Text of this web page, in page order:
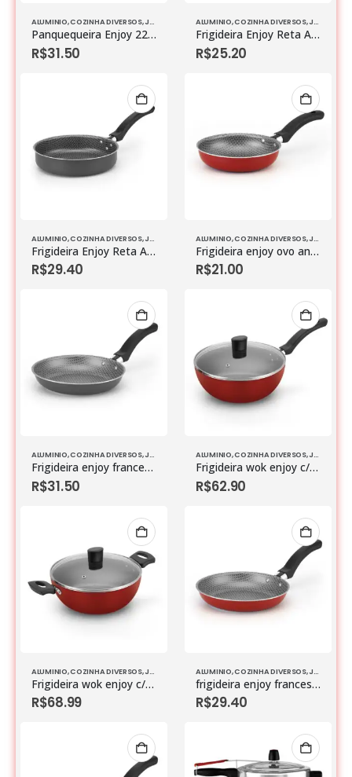
ALUMINIO,COZINHA DIVERSOS,JOGO DE PANELAS
Panquequeira Enjoy 22 antiaderente Cinza
R$31.50
ALUMINIO,COZINHA DIVERSOS,JOGO DE PANELAS
Frigideira Enjoy Reta Antiaderente Vermelho Nº 20
R$25.20
ALUMINIO,COZINHA DIVERSOS,JOGO DE PANELAS
Frigideira Enjoy Reta Antiaderente Cinza Nº 20
R$29.40
ALUMINIO,COZINHA DIVERSOS,JOGO DE PANELAS
Frigideira enjoy ovo antiaderente vermelho
R$21.00
ALUMINIO,COZINHA DIVERSOS,JOGO DE PANELAS
Frigideira enjoy francesa antiaderente cinza
R$31.50
ALUMINIO,COZINHA DIVERSOS,JOGO DE PANELAS
Frigideira wok enjoy c/ tampa vidro e ant aderente vermelho n24
R$62.90
ALUMINIO,COZINHA DIVERSOS,JOGO DE PANELAS
Frigideira wok enjoy c/ tampa vidro e alca antiaderente vermelho n24
R$68.99
ALUMINIO,COZINHA DIVERSOS,JOGO DE PANELAS
frigideira enjoy francesa 20 anti aderente vermelho
R$29.40